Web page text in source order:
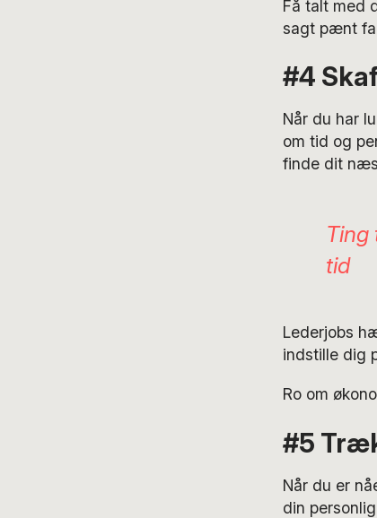
Få talt med
sagt pænt
#4
Når du har
om tid og
finde dit
Ting
tid
Lederjobs
indstille dig
Ro om
#5
Når du er
din